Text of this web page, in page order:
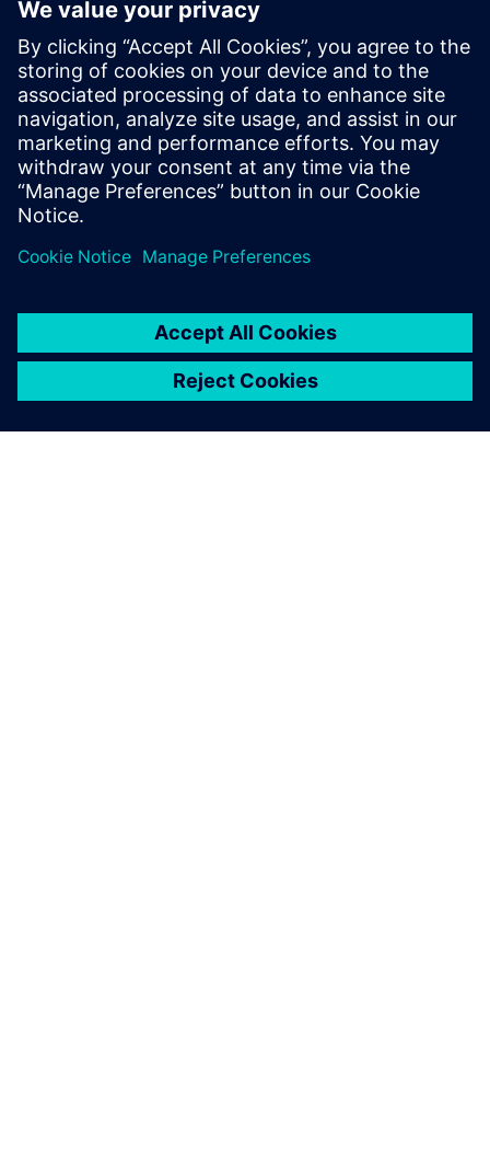
Pročitajte ove blogove
Ovladavanje ekstrakcijom parazita na procesnom čvoru od
3 nm
Razbijanje koda: osiguravanje pouzdanosti i performansi u
dizajnu IC pomoću EM/IR analize
Djeluje li vaša parazitska ekstrakcija u 5G IC dizajnu?